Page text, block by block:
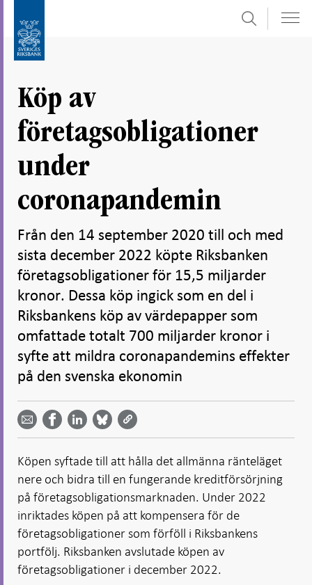
direkt
undersidor
Sök
Köp av
företagsobligationer
under
coronapandemin
Från den 14 september 2020 till och med
sista december 2022 köpte Riksbanken
företagsobligationer för 15,5 miljarder
kronor. Dessa köp ingick som en del i
Riksbankens köp av värdepapper som
omfattade totalt 700 miljarder kronor i
syfte att mildra coronapandemins effekter
på den svenska ekonomin
Dela
email -
Öppnas
i ny flik
Dela på
Facebook
- Öppnas
Dela på
LinkedIn
-
Öppnas
i ny flik
på
Bluesky
-
i ny flik
på
Twitter
-
i ny flik
Köpen syftade till att hålla det allmänna ränteläget
nere och bidra till en fungerande kreditförsörjning
på företagsobligationsmarknaden. Under 2022
inriktades köpen på att kompensera för de
företagsobligationer som förföll i Riksbankens
portfölj. Riksbanken avslutade köpen av
företagsobligationer i december 2022.